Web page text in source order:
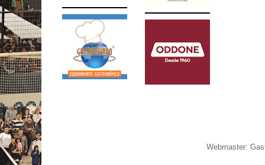
Webmaster: